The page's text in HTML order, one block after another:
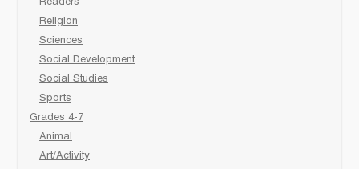
Readers
Religion
Sciences
Social Development
Social Studies
Sports
Grades 4-7
Animal
Art/Activity